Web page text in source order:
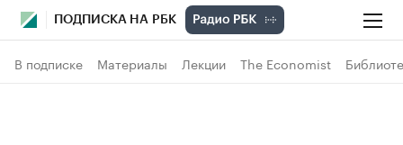
ПОДПИСКА НА РБК
В подписке Материалы Лекции The Economist